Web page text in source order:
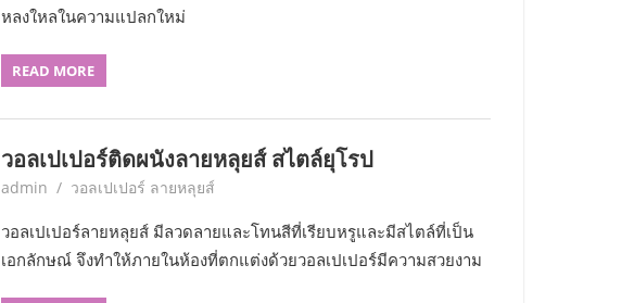
หลงใหลในความแปลกใหม่
READ MORE
วอลเปเปอร์ติดผนังลายหลุยส์ สไตล์ยุโรป
June 7, 2017
admin วอลเปเปอร์ ลายหลุยส์
วอลเปเปอร์ลายหลุยส์ มีลวดลายและโทนสีที่เรียบหรูและมีสไตล์ที่เป็น
เอกลักษณ์ จึงทำให้ภายในห้องที่ตกแต่งด้วยวอลเปเปอร์มีความสวยงาม